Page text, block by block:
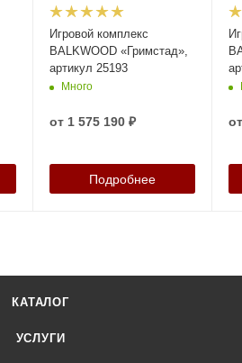
Игровой комплекс
BALKWOOD «Гримстад»,
артикул 25193
Много
от 1 575 190 ₽
Подробнее
КАТАЛОГ
УСЛУГИ